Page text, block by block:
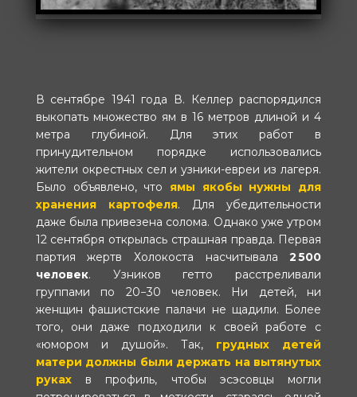
В сентябре 1941 года В. Келлер распорядился
выкопать множество ям в 16 метров длиной и 4
метра глубиной. Для этих работ в
принудительном порядке использовались
жители окрестных сел и узники-евреи из лагеря.
Было объявлено, что ямы якобы нужны для
хранения картофеля. Для убедительности
даже была привезена солома. Однако уже утром
12 сентября открылась страшная правда. Первая
партия жертв Холокоста насчитывала2 500
человек. Узников гетто расстреливали
группами по 20−30 человек. Ни детей, ни
женщин фашистские палачи не щадили. Более
того, они даже подходили к своей работе с
«юмором и душой». Так, грудных детей
матери должны были держать на вытянутых
рукахв профиль, чтобы эсэсовцы могли